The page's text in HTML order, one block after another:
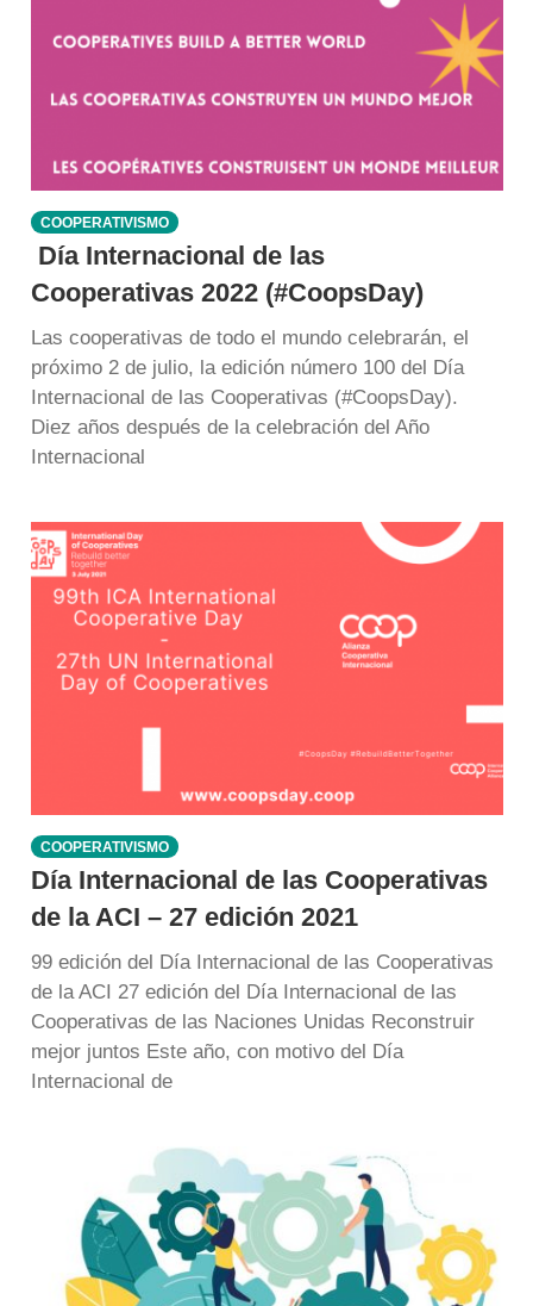
COOPERATIVISMO
Día Internacional de las
Cooperativas 2022 (#CoopsDay)
Las cooperativas de todo el mundo celebrarán, el
próximo 2 de julio, la edición número 100 del Día
Internacional de las Cooperativas (#CoopsDay).
Diez años después de la celebración del Año
Internacional
COOPERATIVISMO
Día Internacional de las Cooperativas
de la ACI – 27 edición 2021
99 edición del Día Internacional de las Cooperativas
de la ACI 27 edición del Día Internacional de las
Cooperativas de las Naciones Unidas Reconstruir
mejor juntos Este año, con motivo del Día
Internacional de